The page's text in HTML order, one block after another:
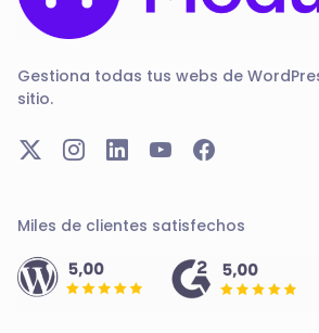
Gestiona todas tus webs de
sitio.
Miles de clientes satisfechos